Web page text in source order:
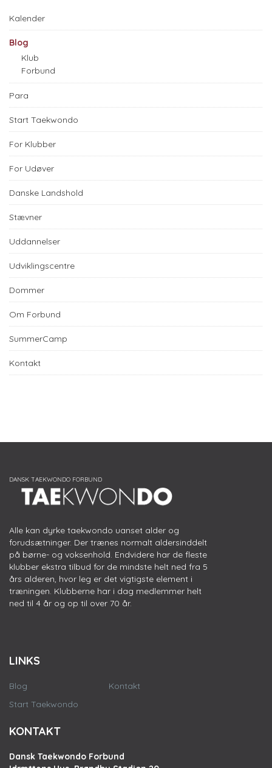
Kalender
Blog
Klub
Forbund
Para
Start Taekwondo
For Klubber
For Udøver
Danske Landshold
Stævner
Uddannelser
Udviklingscentre
Dommer
Om Forbund
SummerCamp
Kontakt
Alle kan dyrke taekwondo uanset alder og
forudsætninger. Der trænes normalt aldersinddelt
på børne- og voksenhold. Endvidere har de fleste
klubber ekstra tilbud for de mindste helt ned fra 5
års alderen, hvor leg er det vigtigste element i
træningen. Klubberne har i dag medlemmer helt
ned til 4 år og op til over 70 år.
LINKS
Blog
Start Taekwondo
Kontakt
KONTAKT
Dansk Taekwondo Forbund